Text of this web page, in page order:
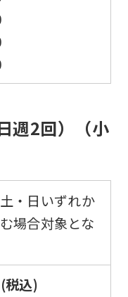
週2回）（小
・日いずれか
場合対象とな
税込)